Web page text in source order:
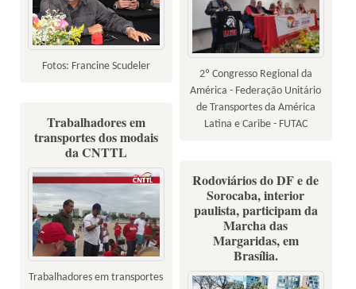
Fotos: Francine Scudeler
2º Congresso Regional da
América - Federação Unitário
de Transportes da América
Latina e Caribe - FUTAC
Trabalhadores em
transportes dos modais
da CNTTL
Trabalhadores em transportes
Rodoviários do DF e de
Sorocaba, interior
paulista, participam da
Marcha das
Margaridas, em
Brasília.